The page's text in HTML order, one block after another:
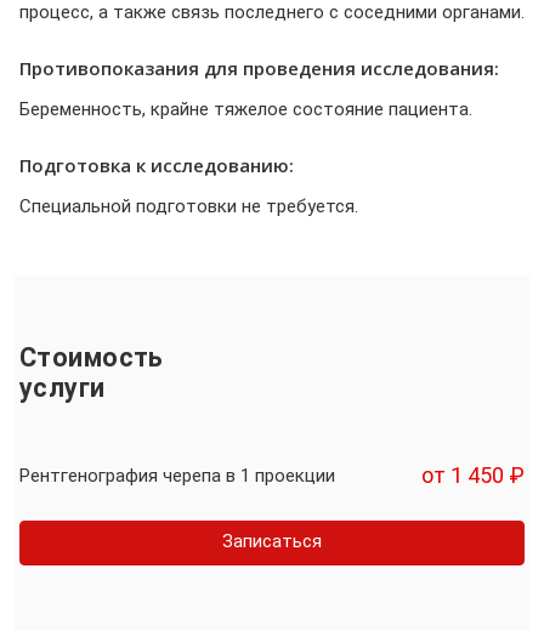
процесс, а также связь последнего с соседними органами.
Противопоказания для проведения исследования:
Беременность, крайне тяжелое состояние пациента.
Подготовка к исследованию:
Специальной подготовки не требуется.
Стоимость
услуги
Рентгенография черепа в 1 проекции от 1 450 ₽
Записаться